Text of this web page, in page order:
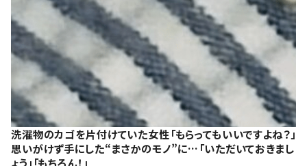
洗濯物のカゴを片付けていた女性「もらってもいいですよね？」
思いがけず手にした“まさかのモノ”に…「いただいておきまし
ょう」「もちろん！」